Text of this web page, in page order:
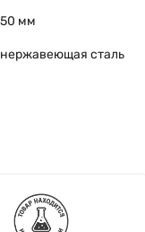
50 мм
нержавеющая сталь